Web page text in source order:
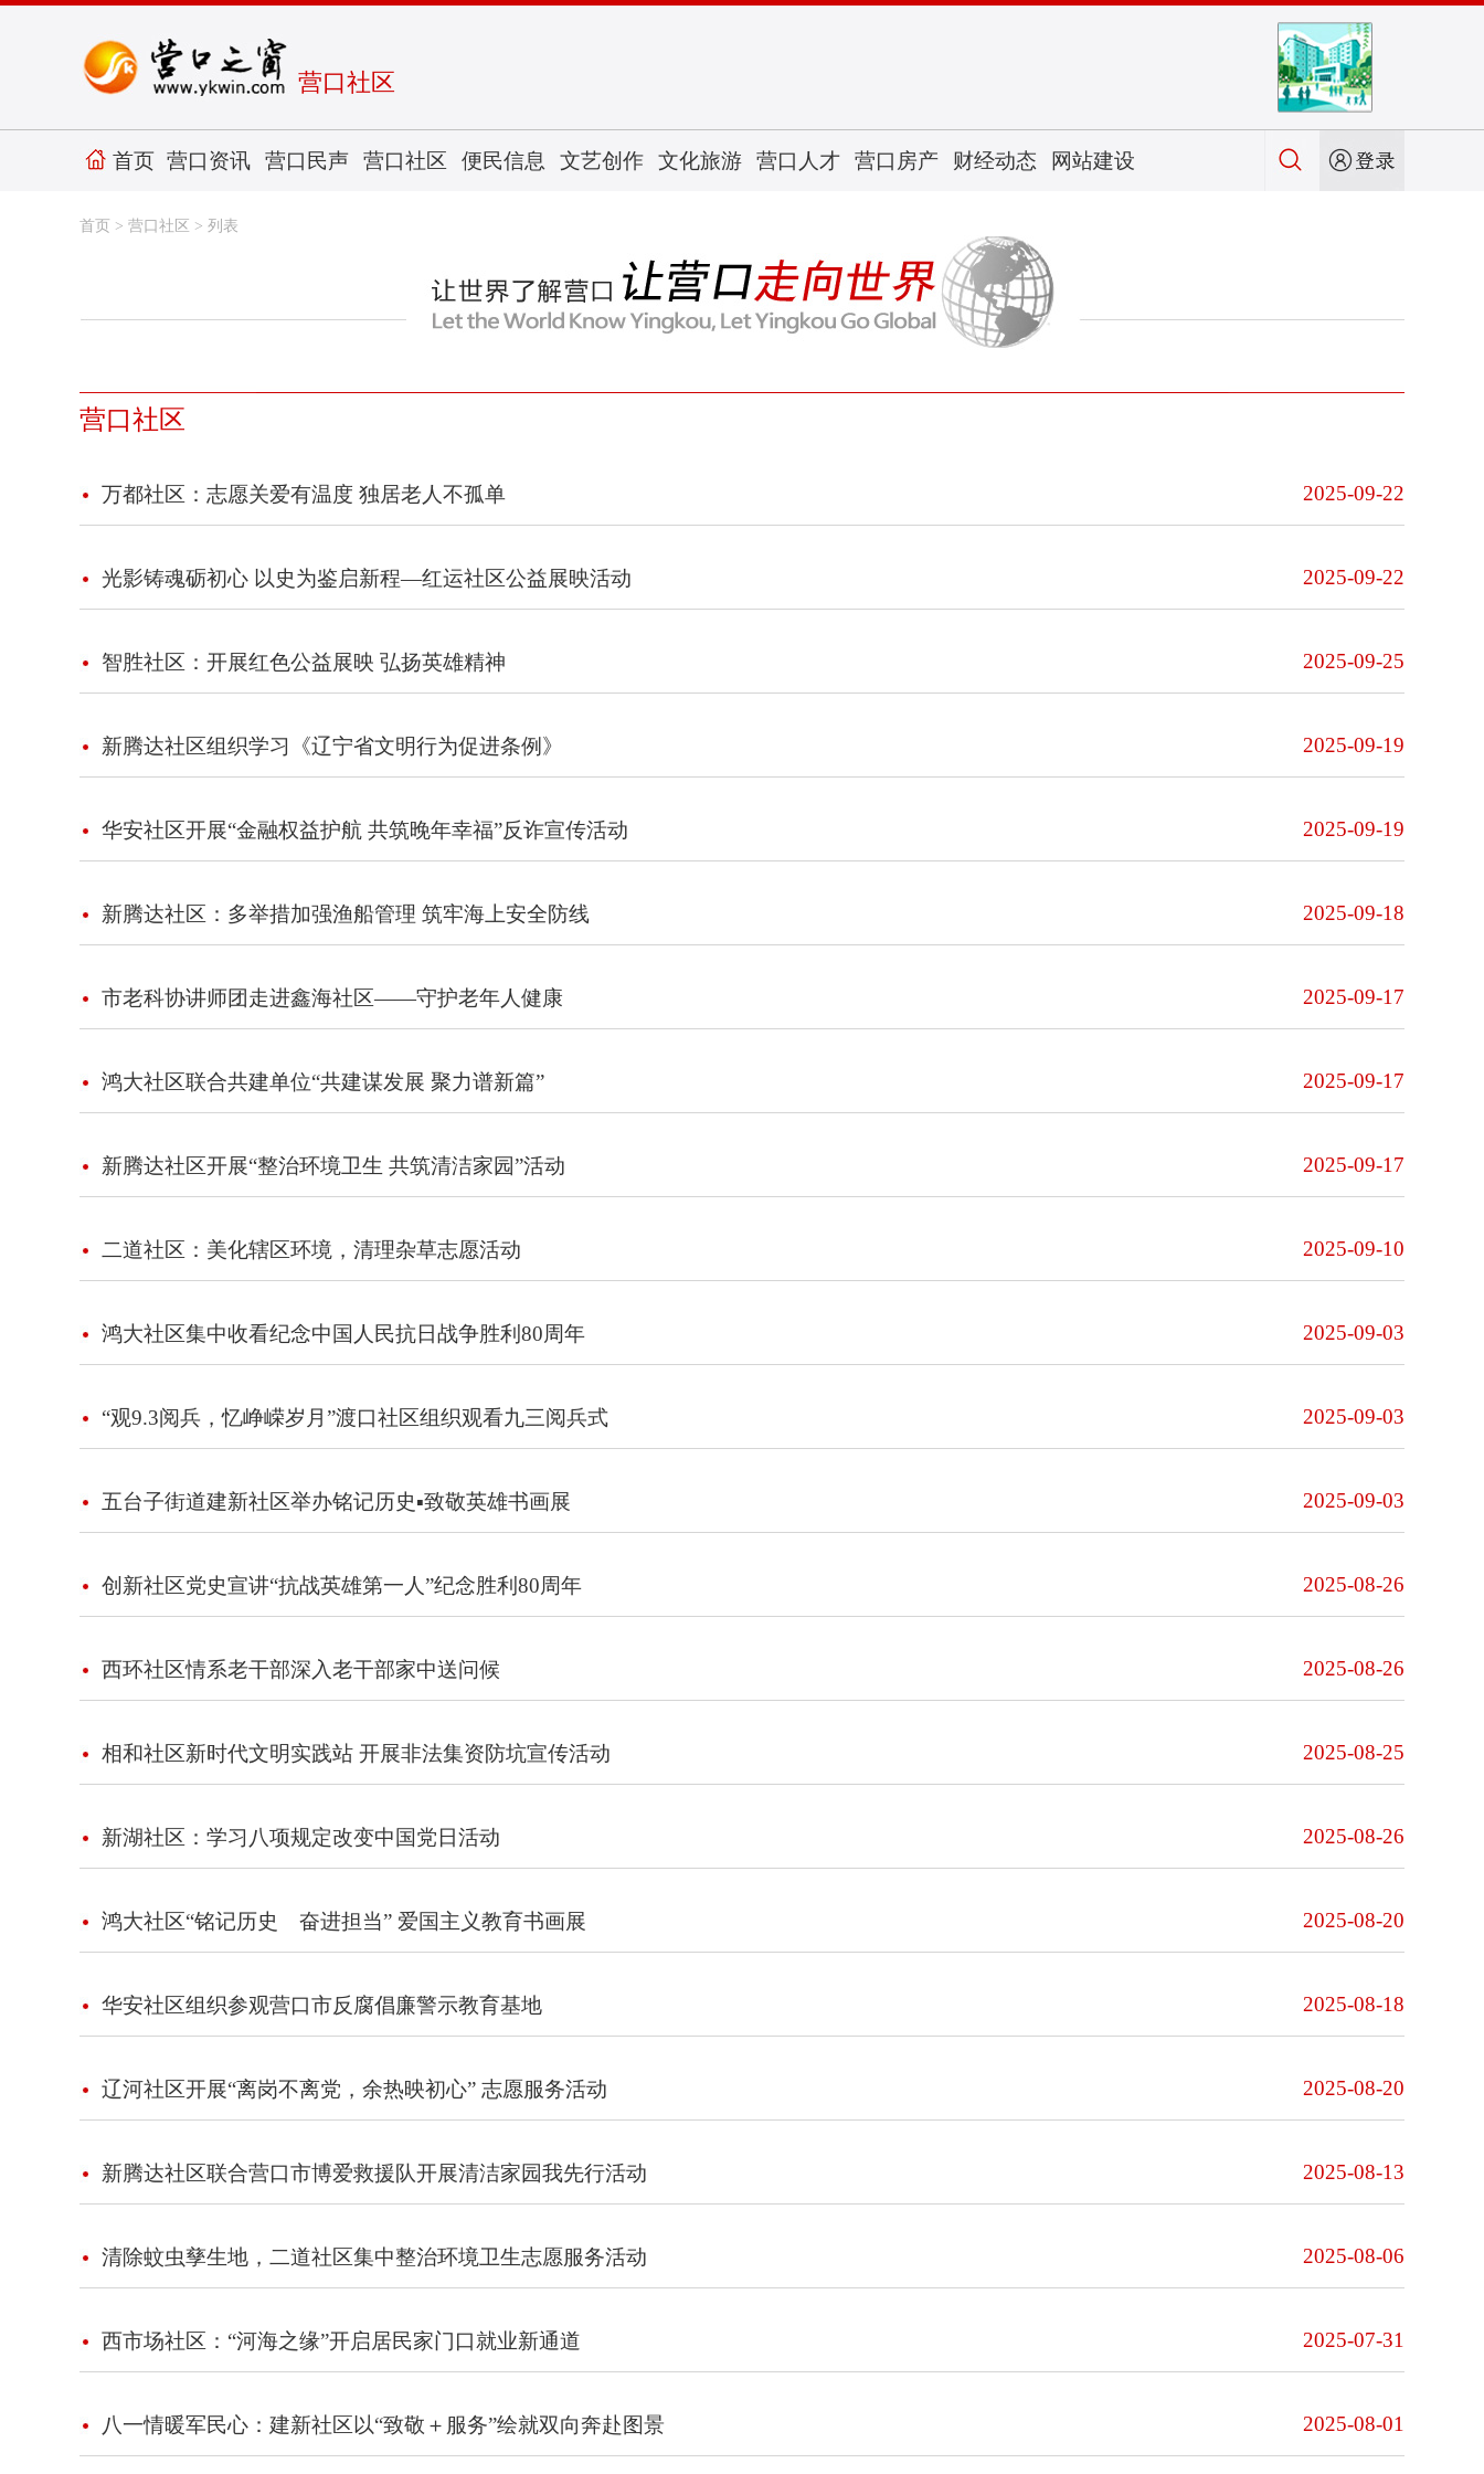
营口社区
首页 营口资讯 营口民声 营口社区 便民信息 文艺创作 文化旅游 营口人才 营口房产 财经动态 网站建设
首页 > 营口社区 > 列表
营口社区
万都社区：志愿关爱有温度 独居老人不孤单 2025-09-22
光影铸魂砺初心 以史为鉴启新程—红运社区公益展映活动 2025-09-22
智胜社区：开展红色公益展映 弘扬英雄精神 2025-09-25
新腾达社区组织学习《辽宁省文明行为促进条例》 2025-09-19
华安社区开展“金融权益护航 共筑晚年幸福”反诈宣传活动 2025-09-19
新腾达社区：多举措加强渔船管理 筑牢海上安全防线 2025-09-18
市老科协讲师团走进鑫海社区——守护老年人健康 2025-09-17
鸿大社区联合共建单位“共建谋发展 聚力谱新篇” 2025-09-17
新腾达社区开展“整治环境卫生 共筑清洁家园”活动 2025-09-17
二道社区：美化辖区环境，清理杂草志愿活动 2025-09-10
鸿大社区集中收看纪念中国人民抗日战争胜利80周年 2025-09-03
“观9.3阅兵，忆峥嵘岁月”渡口社区组织观看九三阅兵式 2025-09-03
五台子街道建新社区举办铭记历史▪致敬英雄书画展 2025-09-03
创新社区党史宣讲“抗战英雄第一人”纪念胜利80周年 2025-08-26
西环社区情系老干部深入老干部家中送问候 2025-08-26
相和社区新时代文明实践站 开展非法集资防坑宣传活动 2025-08-25
新湖社区：学习八项规定改变中国党日活动 2025-08-26
鸿大社区“铭记历史 奋进担当” 爱国主义教育书画展 2025-08-20
华安社区组织参观营口市反腐倡廉警示教育基地 2025-08-18
辽河社区开展“离岗不离党，余热映初心” 志愿服务活动 2025-08-20
新腾达社区联合营口市博爱救援队开展清洁家园我先行活动 2025-08-13
清除蚊虫孳生地，二道社区集中整治环境卫生志愿服务活动 2025-08-06
西市场社区：“河海之缘”开启居民家门口就业新通道 2025-07-31
八一情暖军民心：建新社区以“致敬＋服务”绘就双向奔赴图景 2025-08-01